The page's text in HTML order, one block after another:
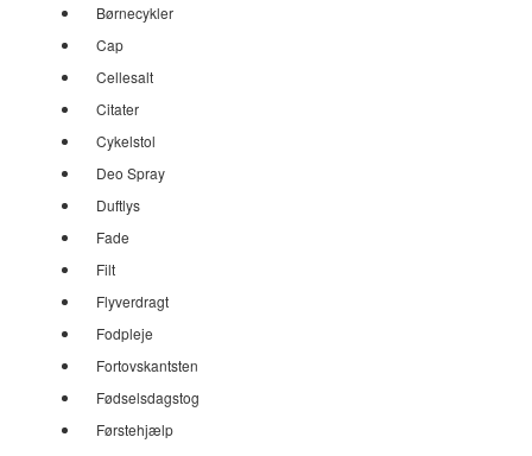
Børnecykler
Cap
Cellesalt
Citater
Cykelstol
Deo Spray
Duftlys
Fade
Filt
Flyverdragt
Fodpleje
Fortovskantsten
Fødselsdagstog
Førstehjælp